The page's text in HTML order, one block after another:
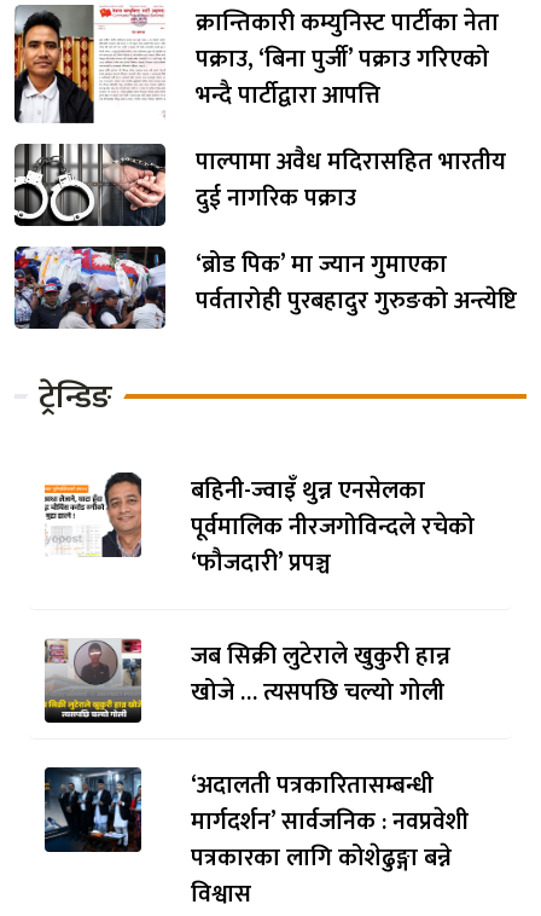
क्रान्तिकारी कम्युनिस्ट पार्टीका नेता
पक्राउ, ‘बिना पुर्जी’ पक्राउ गरिएको
भन्दै पार्टीद्वारा आपत्ति
पाल्पामा अवैध मदिरासहित भारतीय
दुई नागरिक पक्राउ
‘ब्रोड पिक’ मा ज्यान गुमाएका
पर्वतारोही पुरबहादुर गुरुङको अन्त्येष्टि
ट्रेन्डिङ
बहिनी-ज्वाइँ थुन्न एनसेलका
पूर्वमालिक नीरजगोविन्दले रचेको
‘फौजदारी’ प्रपञ्च
जब सिक्री लुटेराले खुकुरी हान्न
खोजे … त्यसपछि चल्यो गोली
‘अदालती पत्रकारितासम्बन्धी
मार्गदर्शन’ सार्वजनिक : नवप्रवेशी
पत्रकारका लागि कोशेढुङ्गा बन्ने
विश्वास